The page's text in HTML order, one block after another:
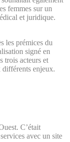
femmes sur un
et juridique.
les prémices du
signé en
trois acteurs et
enjeux.
C’était
avec un site